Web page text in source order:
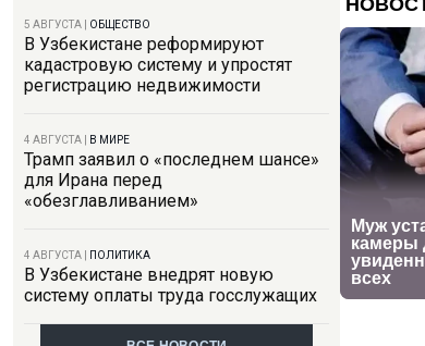
5 АВГУСТА ОБЩЕСТВО
В Узбекистане реформируют
кадастровую систему и упростят
регистрацию недвижимости
4 АВГУСТА В МИРЕ
Трамп заявил о «последнем шансе»
для Ирана перед
«обезглавливанием»
4 АВГУСТА ПОЛИТИКА
В Узбекистане внедрят новую
систему оплаты труда госслужащих